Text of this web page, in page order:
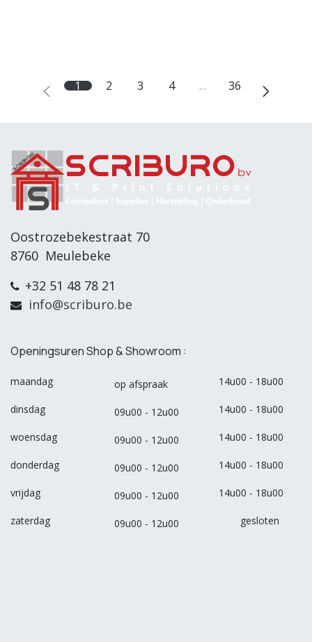
1 2 3 4 … 36
Oostrozebekestraat 70
8760 Meulebeke
+32 51 48 78 21
info@scriburo.be
Openingsuren Shop & Showroom :
maandag
dinsdag
woensdag
donderdag
vrijdag
zaterdag
op afspraak
09u00 - 12u00
09u00 - 12u00
09u00 - 12u00
09u00 - 12u00
09u00 - 12u00
14u00 - 18u00
14u00 - 18u00
14u00 - 18u00
14u00 - 18u00
14u00 - 18u00
gesloten